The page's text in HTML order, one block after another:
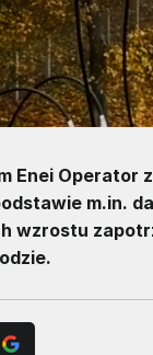
Enei Operator
m.in.